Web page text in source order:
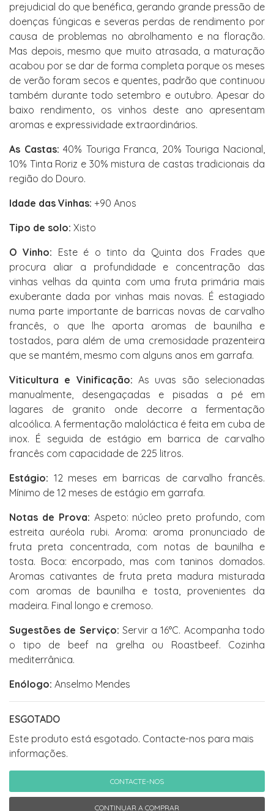
prejudicial do que benéfica, gerando grande pressão de
doenças fúngicas e severas perdas de rendimento por
causa de problemas no abrolhamento e na floração.
Mas depois, mesmo que muito atrasada, a maturação
acabou por se dar de forma completa porque os meses
de verão foram secos e quentes, padrão que continuou
também durante todo setembro e outubro. Apesar do
baixo rendimento, os vinhos deste ano apresentam
aromas e expressividade extraordinários.
As Castas: 40% Touriga Franca, 20% Touriga Nacional,
10% Tinta Roriz e 30% mistura de castas tradicionais da
região do Douro.
Idade das Vinhas: +90 Anos
Tipo de solo: Xisto
O Vinho: Este é o tinto da Quinta dos Frades que
procura aliar a profundidade e concentração das
vinhas velhas da quinta com uma fruta primária mais
exuberante dada por vinhas mais novas. É estagiado
numa parte importante de barricas novas de carvalho
francês, o que lhe aporta aromas de baunilha e
tostados, para além de uma cremosidade prazenteira
que se mantém, mesmo com alguns anos em garrafa.
Viticultura e Vinificação: As uvas são selecionadas
manualmente, desengaçadas e pisadas a pé em
lagares de granito onde decorre a fermentação
alcoólica. A fermentação maloláctica é feita em cuba de
inox. É seguida de estágio em barrica de carvalho
francês com capacidade de 225 litros.
Estágio: 12 meses em barricas de carvalho francês.
Mínimo de 12 meses de estágio em garrafa.
Notas de Prova: Aspeto: núcleo preto profundo, com
estreita auréola rubi. Aroma: aroma pronunciado de
fruta preta concentrada, com notas de baunilha e
tosta. Boca: encorpado, mas com taninos domados.
Aromas cativantes de fruta preta madura misturada
com aromas de baunilha e tosta, provenientes da
madeira. Final longo e cremoso.
Sugestões de Serviço: Servir a 16°C. Acompanha todo
o tipo de beef na grelha ou Roastbeef. Cozinha
mediterrânica.
Enólogo: Anselmo Mendes
ESGOTADO
Este produto está esgotado. Contacte-nos para mais
informações.
CONTACTE-NOS
CONTINUAR A COMPRAR